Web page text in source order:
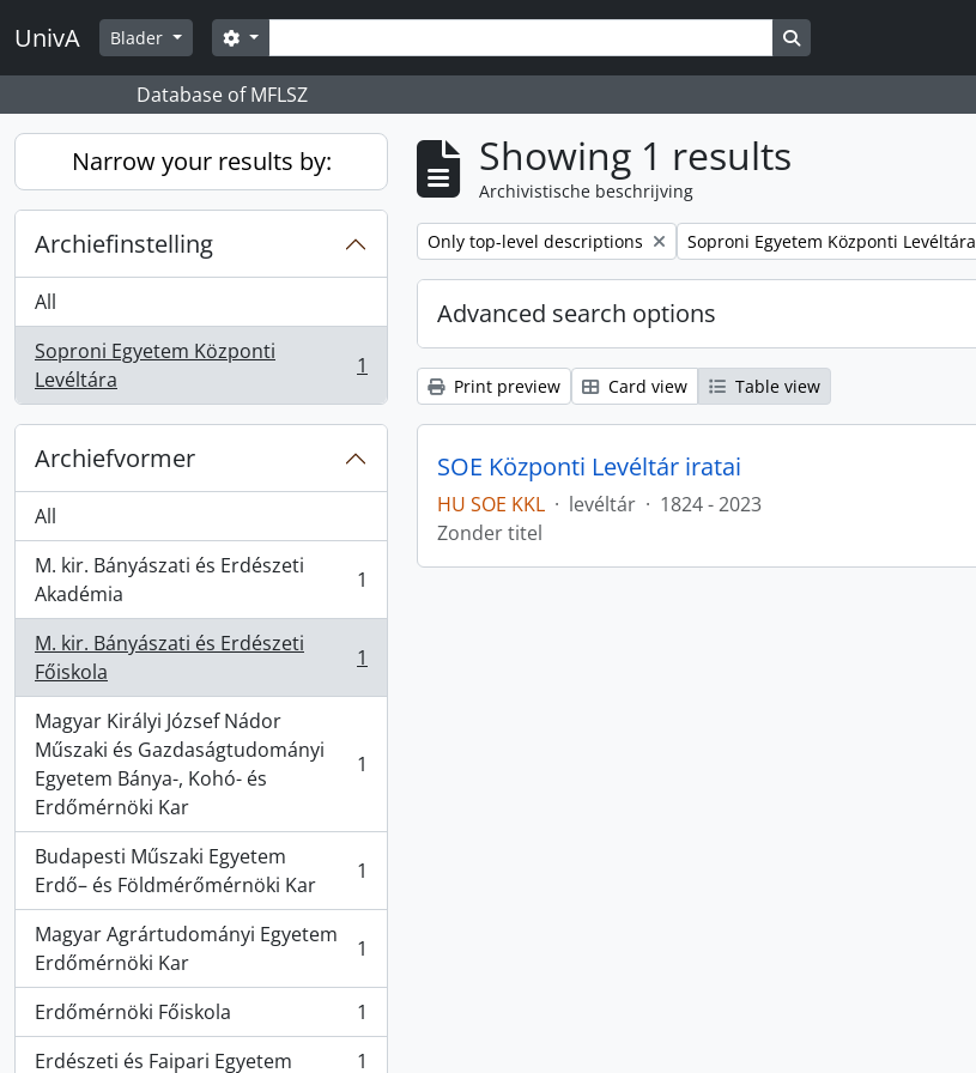
Skip to main content
UnivA Blader zoeken
Search options Search in browse page
Database of MFLSZ
Narrow your results by:
Archiefinstelling
All
Soproni Egyetem Központi
Levéltára
, 1 results 1
Archiefvormer
All
M. kir. Bányászati és Erdészeti
Akadémia
, 1 results 1
M. kir. Bányászati és Erdészeti
Főiskola
, 1 results 1
Magyar Királyi József Nádor
Műszaki és Gazdaságtudományi
Egyetem Bánya-, Kohó- és
Erdőmérnöki Kar
, 1 results 1
Budapesti Műszaki Egyetem
Erdő– és Földmérőmérnöki Kar
, 1 results 1
Magyar Agrártudományi Egyetem
Erdőmérnöki Kar
, 1 results 1
Erdőmérnöki Főiskola
, 1 results
1
Erdészeti és Faipari Egyetem
1
Showing 1 results
Archivistische beschrijving
Remove filter:
Only top-level descriptions Remove filter:
Soproni Egyetem Központi Levéltára
Advanced search options
Print preview Card view Table view
SOE Központi Levéltár iratai
HU SOE KKL · levéltár · 1824 - 2023
Zonder titel